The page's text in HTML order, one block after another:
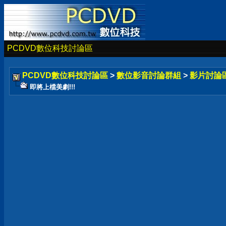
PCDVD數位科技討論區
PCDVD數位科技討論區 > 數位影音討論群組 > 影片討論
即將上檔美劇!!!